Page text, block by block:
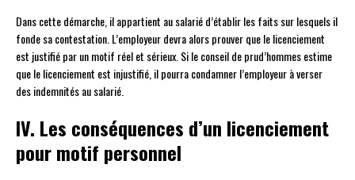
Dans cette démarche, il appartient au salarié d’établir les faits sur lesquels il
fonde sa contestation. L’employeur devra alors prouver que le licenciement
est justifié par un motif réel et sérieux. Si le conseil de prud’hommes estime
que le licenciement est injustifié, il pourra condamner l’employeur à verser
des indemnités au salarié.
IV. Les conséquences d’un licenciement
pour motif personnel